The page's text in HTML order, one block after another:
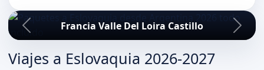
Francia Valle Del Loira Castillo
Viajes a Eslovaquia 2026-2027